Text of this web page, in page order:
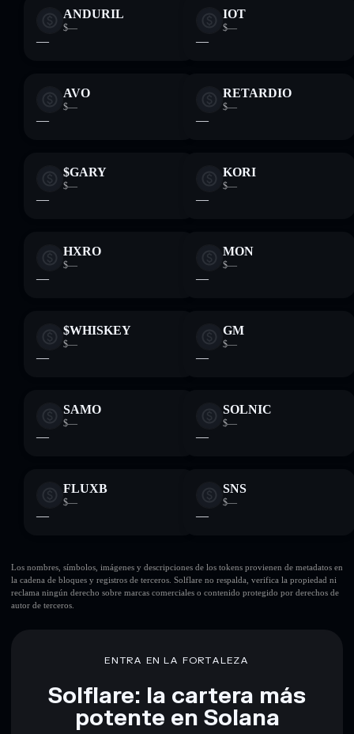
ANDURIL
$—
—
IOT
$—
—
AVO
$—
—
RETARDIO
$—
—
$GARY
$—
—
KORI
$—
—
HXRO
$—
—
MON
$—
—
$WHISKEY
$—
—
GM
$—
—
SAMO
$—
—
SOLNIC
$—
—
FLUXB
$—
—
SNS
$—
—
Los nombres, símbolos, imágenes y descripciones de los tokens provienen de metadatos en
la cadena de bloques y registros de terceros. Solflare no respalda, verifica la propiedad ni
reclama ningún derecho sobre marcas comerciales o contenido protegido por derechos de
autor de terceros.
ENTRA EN LA FORTALEZA
Solflare: la cartera más
potente en Solana